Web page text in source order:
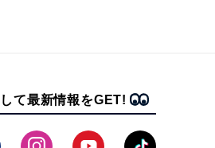
て最新情報をGET!